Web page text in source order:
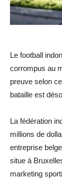
Le football
corrompus au
preuve selon
bataille est
La fédération
millions de
entreprise
situe à
marketing